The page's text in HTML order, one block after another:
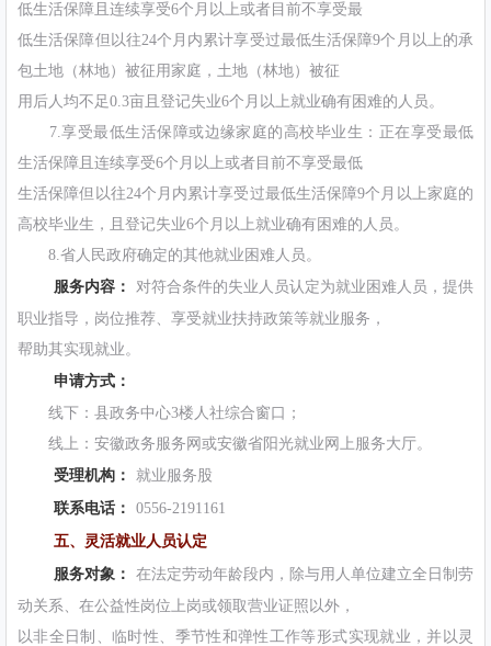
低生活保障且连续享受6个月以上或者目前不享受最
低生活保障但以往24个月内累计享受过最低生活保障9个月以上的承
包土地（林地）被征用家庭，土地（林地）被征
用后人均不足0.3亩且登记失业6个月以上就业确有困难的人员。
7.享受最低生活保障或边缘家庭的高校毕业生：正在享受最低
生活保障且连续享受6个月以上或者目前不享受最低
生活保障但以往24个月内累计享受过最低生活保障9个月以上家庭的
高校毕业生，且登记失业6个月以上就业确有困难的人员。
8.省人民政府确定的其他就业困难人员。
服务内容：
对符合条件的失业人员认定为就业困难人员，提供
职业指导，岗位推荐、享受就业扶持政策等就业服务，
帮助其实现就业。
申请方式：
线下：县政务中心3楼人社综合窗口；
线上：安徽政务服务网或安徽省阳光就业网上服务大厅。
受理机构：
就业服务股
联系电话：
0556-2191161
五、灵活就业人员认定
服务对象：
在法定劳动年龄段内，除与用人单位建立全日制劳
动关系、在公益性岗位上岗或领取营业证照以外，
以非全日制、临时性、季节性和弹性工作等形式实现就业，并以灵